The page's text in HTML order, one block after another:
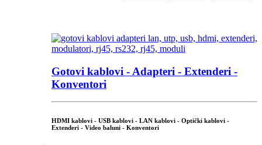
Gotovi kablovi - Adapteri - Extenderi -
Konventori
HDMI kablovi - USB kablovi - LAN kablovi - Optički kablovi -
Extenderi - Video baluni - Konventori